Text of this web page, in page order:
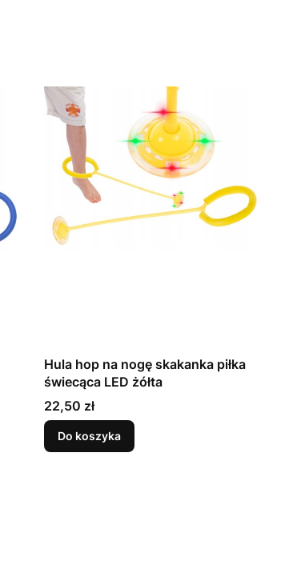
Hula hop na nogę skakanka piłka
świecąca LED żółta
Cena
22,50 zł
Do koszyka